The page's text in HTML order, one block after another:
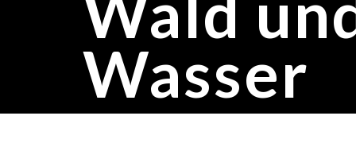
Wasser